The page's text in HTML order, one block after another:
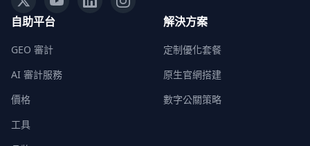
自助平台
GEO 審計
AI 審計服務
價格
工具
解決方案
定制優化套餐
原生官網搭建
數字公關策略